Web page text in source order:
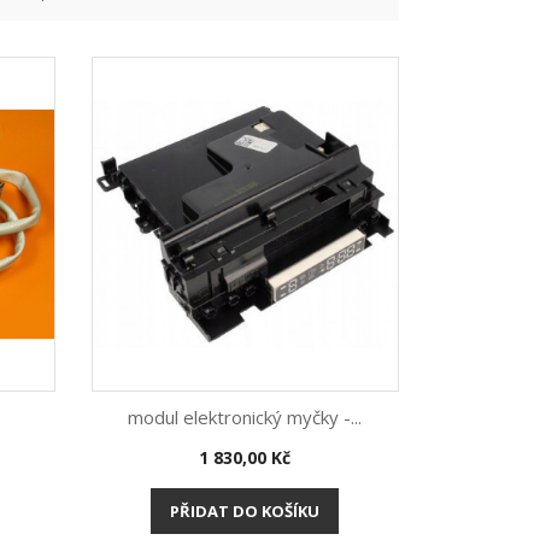
Rychlý náhled
modul elektronický myčky -...
Cena
1 830,00 Kč
PŘIDAT DO KOŠÍKU